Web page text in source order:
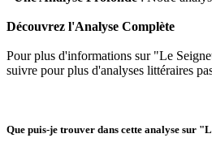
Découvrez l'Analyse Complète
Pour plus d'informations sur "Le
suivre pour plus d'analyses littéraires
Que puis-je trouver dans cette analyse sur